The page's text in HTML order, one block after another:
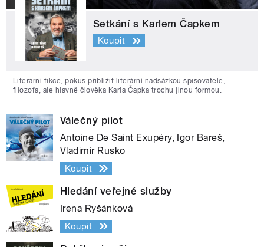
Setkání s Karlem Čapkem
Koupit
Literární fikce, pokus přiblížit literární nadsázkou spisovatele,
filozofa, ale hlavně člověka Karla Čapka trochu jinou formou.
Válečný pilot
Antoine De Saint Exupéry, Igor Bareš,
Vladimír Rusko
Koupit
Hledání veřejné služby
Irena Ryšánková
Koupit